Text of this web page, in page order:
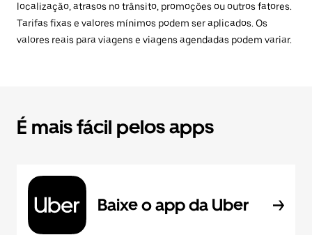
localização, atrasos no trânsito, promoções ou outros fatores.
Tarifas fixas e valores mínimos podem ser aplicados. Os
valores reais para viagens e viagens agendadas podem variar.
É mais fácil pelos apps
Baixe o app da Uber